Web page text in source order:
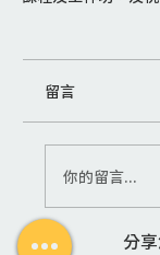
留言
你的留言...
分